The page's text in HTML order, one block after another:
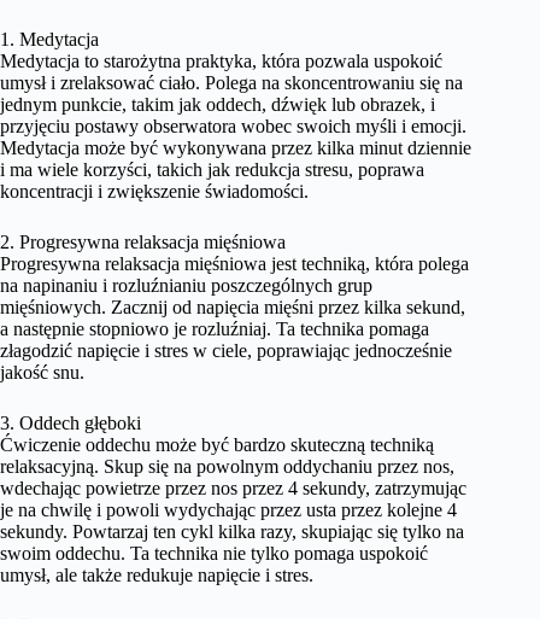
1. Medytacja
Medytacja to starożytna praktyka, która pozwala uspokoić
umysł i zrelaksować ciało. Polega na skoncentrowaniu się na
jednym punkcie, takim jak oddech, dźwięk lub obrazek, i
przyjęciu postawy obserwatora wobec swoich myśli i emocji.
Medytacja może być wykonywana przez kilka minut dziennie
i ma wiele korzyści, takich jak redukcja stresu, poprawa
koncentracji i zwiększenie świadomości.
2. Progresywna relaksacja mięśniowa
Progresywna relaksacja mięśniowa jest techniką, która polega
na napinaniu i rozluźnianiu poszczególnych grup
mięśniowych. Zacznij od napięcia mięśni przez kilka sekund,
a następnie stopniowo je rozluźniaj. Ta technika pomaga
złagodzić napięcie i stres w ciele, poprawiając jednocześnie
jakość snu.
3. Oddech głęboki
Ćwiczenie oddechu może być bardzo skuteczną techniką
relaksacyjną. Skup się na powolnym oddychaniu przez nos,
wdechając powietrze przez nos przez 4 sekundy, zatrzymując
je na chwilę i powoli wydychając przez usta przez kolejne 4
sekundy. Powtarzaj ten cykl kilka razy, skupiając się tylko na
swoim oddechu. Ta technika nie tylko pomaga uspokoić
umysł, ale także redukuje napięcie i stres.